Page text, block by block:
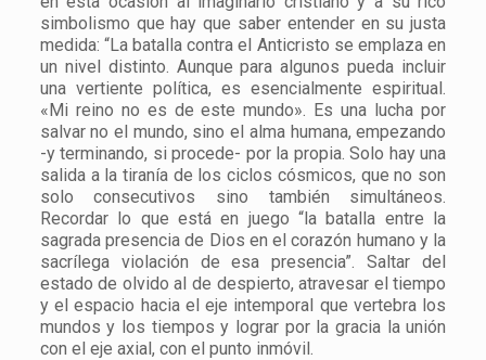
simbolismo que hay que saber entender en su justa
medida: “La batalla contra el Anticristo se emplaza en
un nivel distinto. Aunque para algunos pueda incluir
una vertiente política, es esencialmente espiritual.
«Mi reino no es de este mundo». Es una lucha por
salvar no el mundo, sino el alma humana, empezando
-y terminando, si procede- por la propia. Solo hay una
salida a la tiranía de los ciclos cósmicos, que no son
solo consecutivos sino también simultáneos.
Recordar lo que está en juego “la batalla entre la
sagrada presencia de Dios en el corazón humano y la
sacrílega violación de esa presencia”. Saltar del
estado de olvido al de despierto, atravesar el tiempo
y el espacio hacia el eje intemporal que vertebra los
mundos y los tiempos y lograr por la gracia la unión
con el eje axial, con el punto inmóvil.